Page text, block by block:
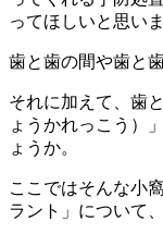
ってほしいと思いま
歯と歯の間や歯と
それに加えて、歯
ょうかれっこう）
ょうか。
ここではそんな小
ラント」について